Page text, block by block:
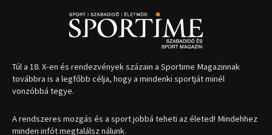
Túl a 18. X-en és rendezvények százain a Sportime Magazinnak
továbbra is a legfőbb célja, hogy a mindenki sportját minél
vonzóbbá tegye.
A rendszeres mozgás és a sport jobbá teheti az életed! Mindehhez
minden infót megtalálsz nálunk.